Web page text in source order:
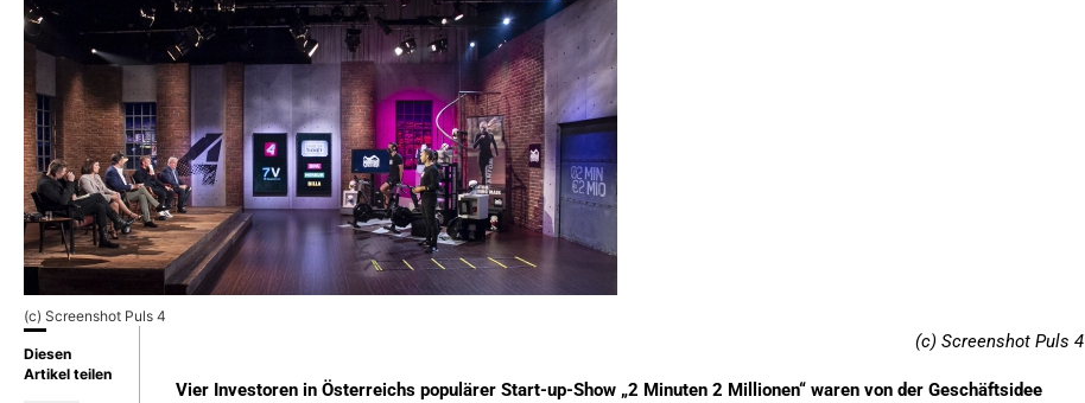
(c) Screenshot Puls 4
Diesen
Artikel teilen
(c) Screenshot Puls 4
Vier Investoren in Österreichs populärer Start-up-Show „2 Minuten 2 Millionen“ waren von der Geschäftsidee